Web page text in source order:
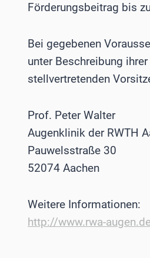
Förderungsbeitrag bis
Bei gegebenen
unter Beschreibung
stellvertretenden
Prof. Peter Walter
Augenklinik der RWTH
Pauwelsstraße 30
52074 Aachen
Weitere Informationen:
http://www.rwa-